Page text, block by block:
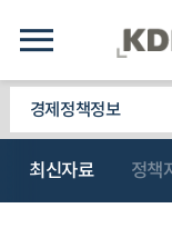
경제정책정보
최신자료 정책